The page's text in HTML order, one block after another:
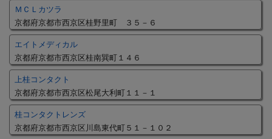
ＭＣＬカツラ
京都府京都市西京区桂野里町 ３５－６
エイトメディカル
京都府京都市西京区桂南巽町１４６
上桂コンタクト
京都府京都市西京区松尾大利町１１－１
桂コンタクトレンズ
京都府京都市西京区川島東代町５１－１０２